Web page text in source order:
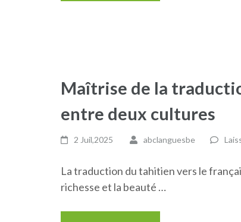
Maîtrise de la
entre deux cultures
2 Juil,2025 abclanguesbe
La traduction du tahitien vers le
richesse et la beauté …